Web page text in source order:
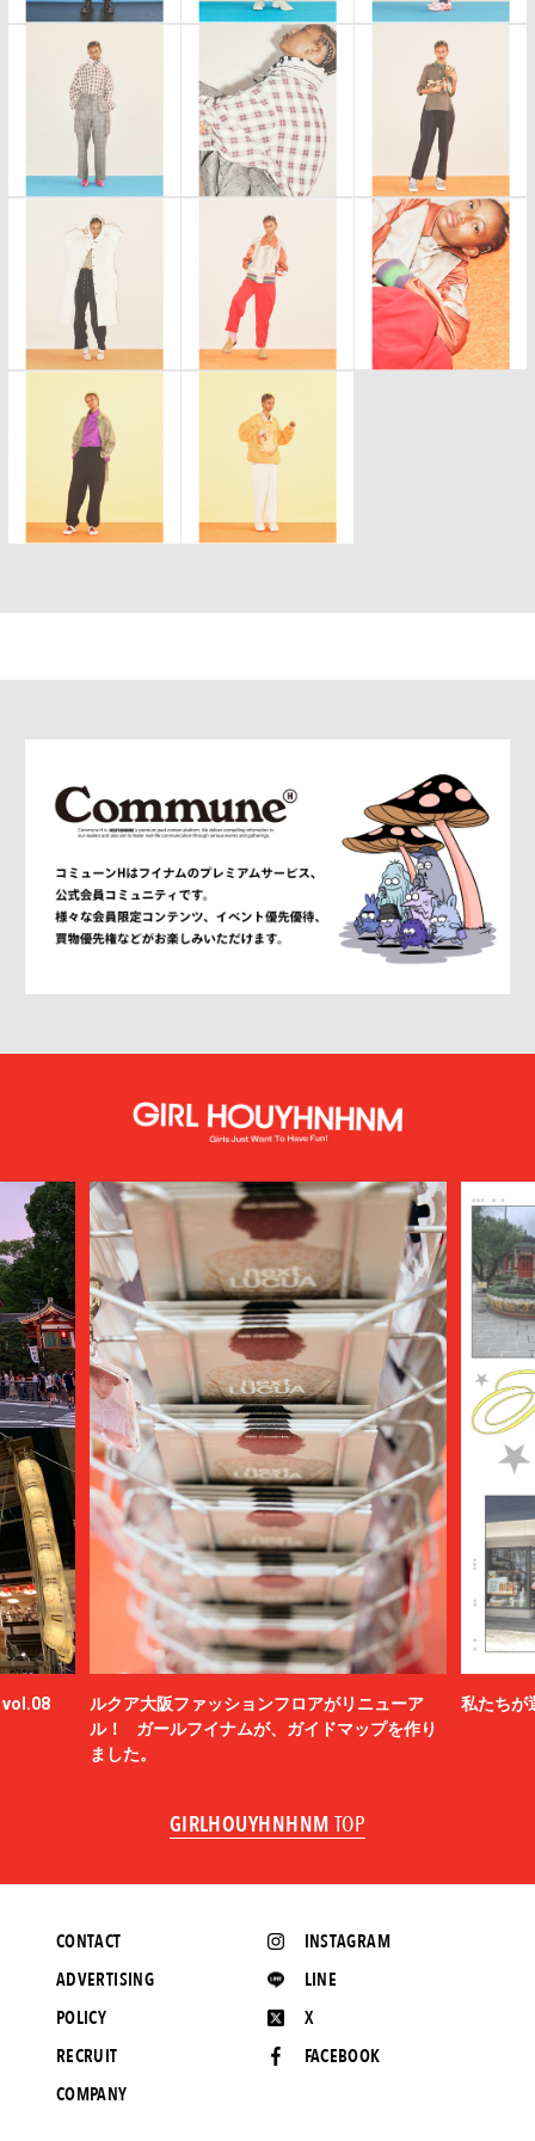
vol.08
ルクア大阪ファッションフロアがリニューア
ル！ ガールフイナムが、ガイドマップを作り
ました。
私たちが
GIRLHOUYHNHNM TOP
INSTAGRAM
LINE
X
FACEBOOK
CONTACT
ADVERTISING
POLICY
RECRUIT
COMPANY